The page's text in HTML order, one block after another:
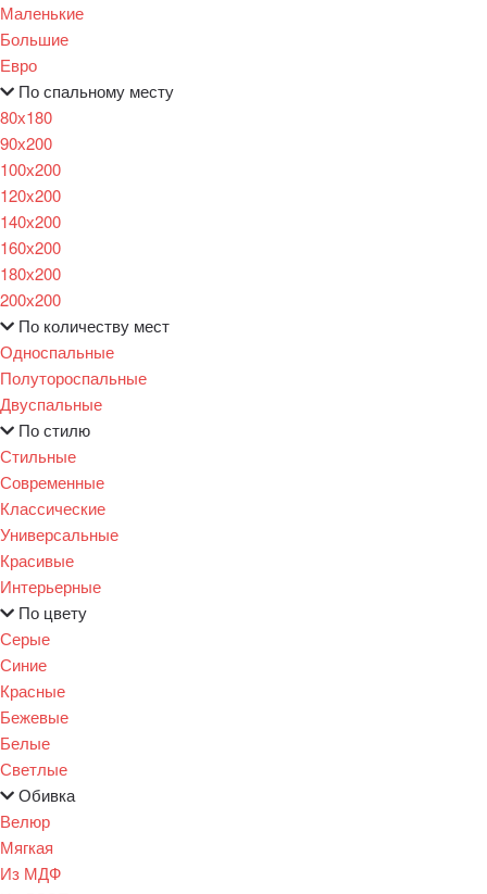
Маленькие
Большие
Евро
По спальному месту
80х180
90х200
100х200
120x200
140х200
160х200
180х200
200х200
По количеству мест
Односпальные
Полутороспальные
Двуспальные
По стилю
Стильные
Современные
Классические
Универсальные
Красивые
Интерьерные
По цвету
Серые
Синие
Красные
Бежевые
Белые
Светлые
Обивка
Велюр
Мягкая
Из МДФ